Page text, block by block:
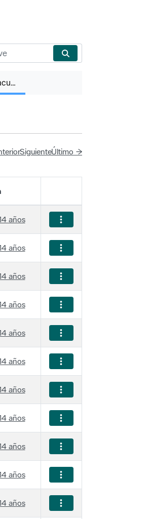
P&aacute;ginas hu&eacute;rfanas
SiguienteÚltimo →
años
años
años
años
años
años
años
años
años
años
años